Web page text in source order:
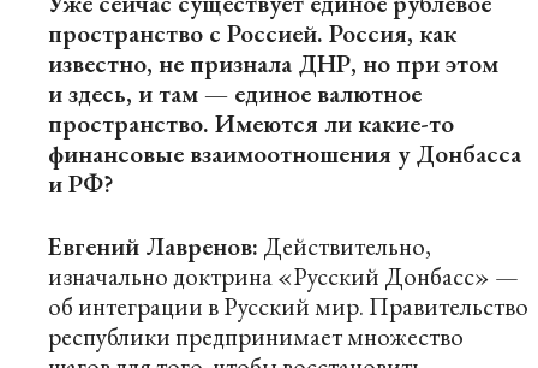
пространство с Россией. Россия, как
известно, не признала ДНР, но при этом
и здесь, и там — единое валютное
пространство. Имеются ли какие-то
финансовые взаимоотношения у Донбасса
и РФ?
Евгений Лавренов: Действительно,
изначально доктрина «Русский Донбасс» —
об интеграции в Русский мир. Правительство
республики предпринимает множество